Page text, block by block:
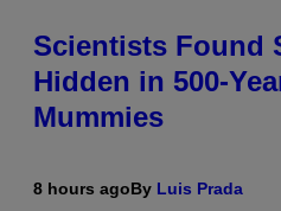
Scientists Found
Hidden in 500-
Mummies
8 hours agoBy Luis Prada